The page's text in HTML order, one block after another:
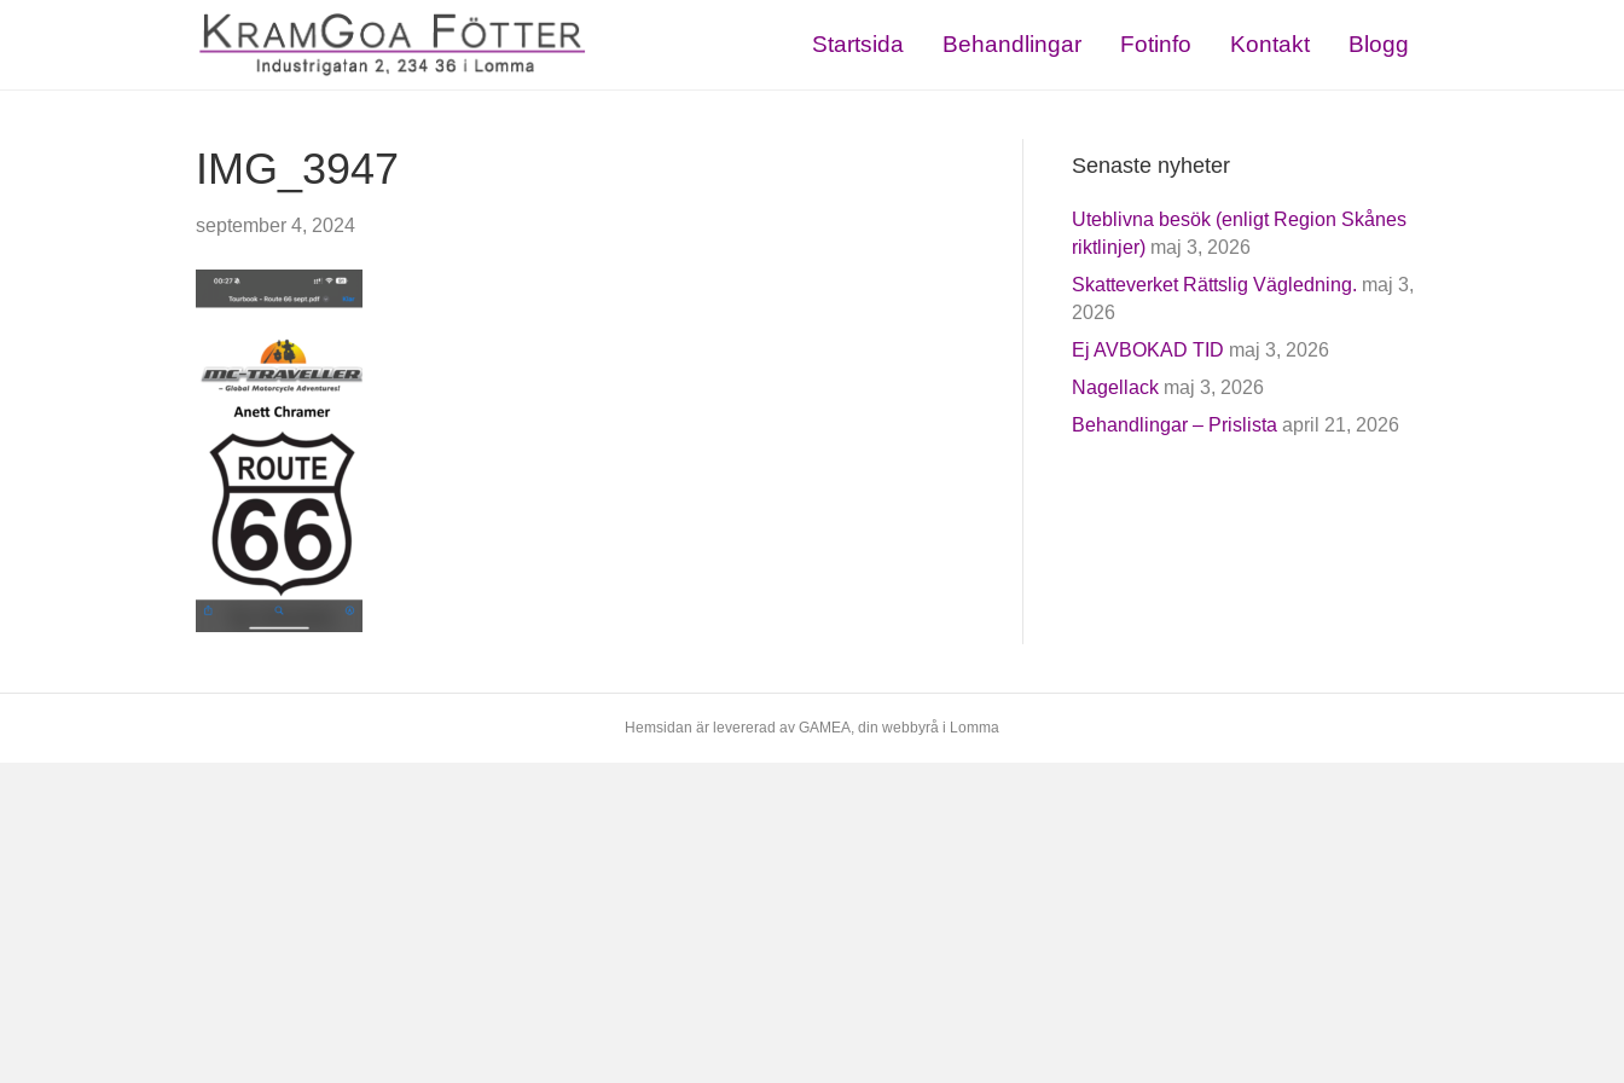
Startsida Behandlingar Fotinfo Kontakt Blogg
IMG_3947
september 4, 2024
Senaste nyheter
Uteblivna besök (enligt Region Skånes
riktlinjer) maj 3, 2026
Skatteverket Rättslig Vägledning. maj 3,
2026
Ej AVBOKAD TID maj 3, 2026
Nagellack maj 3, 2026
Behandlingar – Prislista april 21, 2026
Hemsidan är levererad av GAMEA, din webbyrå i Lomma